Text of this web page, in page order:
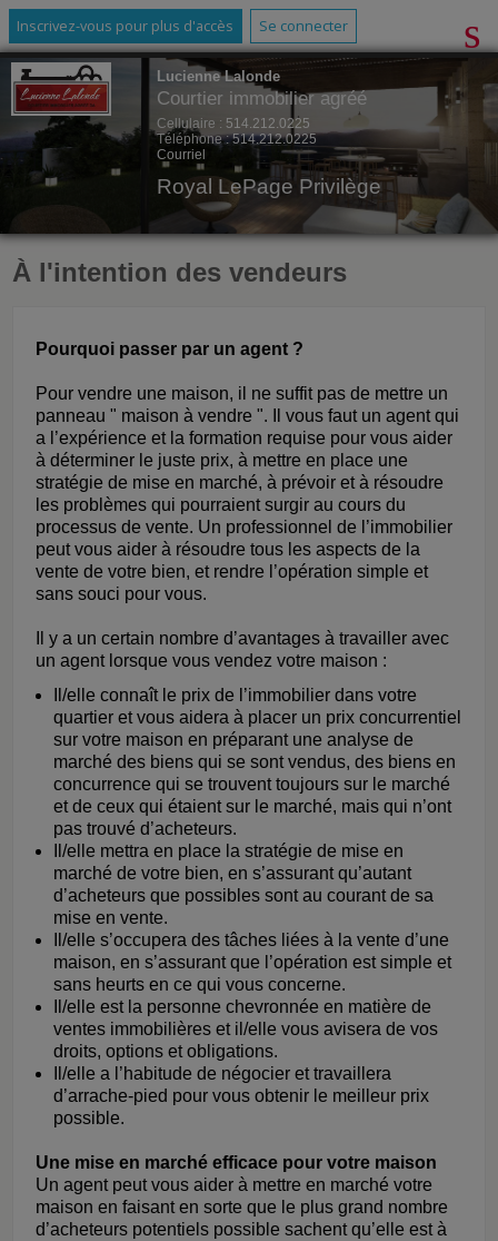
Inscrivez-vous pour plus d'accès Se connecter
Lucienne Lalonde
Courtier immobilier agréé
Cellulaire : 514.212.0225
Téléphone :514.212.0225
Courriel
Royal LePage Privilège
À l'intention des vendeurs
Pourquoi passer par un agent ?
Pour vendre une maison, il ne suffit pas de mettre un
panneau " maison à vendre ". Il vous faut un agent qui
a l’expérience et la formation requise pour vous aider
à déterminer le juste prix, à mettre en place une
stratégie de mise en marché, à prévoir et à résoudre
les problèmes qui pourraient surgir au cours du
processus de vente. Un professionnel de l’immobilier
peut vous aider à résoudre tous les aspects de la
vente de votre bien, et rendre l’opération simple et
sans souci pour vous.
Il y a un certain nombre d’avantages à travailler avec
un agent lorsque vous vendez votre maison :
Il/elle connaît le prix de l’immobilier dans votre
quartier et vous aidera à placer un prix concurrentiel
sur votre maison en préparant une analyse de
marché des biens qui se sont vendus, des biens en
concurrence qui se trouvent toujours sur le marché
et de ceux qui étaient sur le marché, mais qui n’ont
pas trouvé d’acheteurs.
Il/elle mettra en place la stratégie de mise en
marché de votre bien, en s’assurant qu’autant
d’acheteurs que possibles sont au courant de sa
mise en vente.
Il/elle s’occupera des tâches liées à la vente d’une
maison, en s’assurant que l’opération est simple et
sans heurts en ce qui vous concerne.
Il/elle est la personne chevronnée en matière de
ventes immobilières et il/elle vous avisera de vos
droits, options et obligations.
Il/elle a l’habitude de négocier et travaillera
d’arrache-pied pour vous obtenir le meilleur prix
possible.
Une mise en marché efficace pour votre maison
Un agent peut vous aider à mettre en marché votre
maison en faisant en sorte que le plus grand nombre
d’acheteurs potentiels possible sachent qu’elle est à